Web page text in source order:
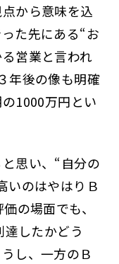
から意味を込
た先にある“お
営業と言われ
年後の像も明確
1000万円とい
思い、“自分の
いのはやはりＢ
の場面でも、
したかどう
し、一方のＢ